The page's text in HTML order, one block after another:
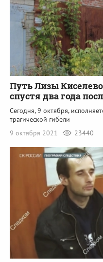
Путь Лизы
спустя два года
Сегодня, 9 октября,
трагической гибели
9 октября 2021
23440